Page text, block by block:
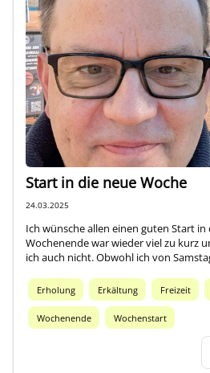
Start in die neue Woche
24.03.2025
Ich wünsche allen einen guten Start in
Wochenende war wieder viel zu kurz
ich auch nicht. Obwohl ich von
Erholung Erkältung Freizeit
Wochenende Wochenstart